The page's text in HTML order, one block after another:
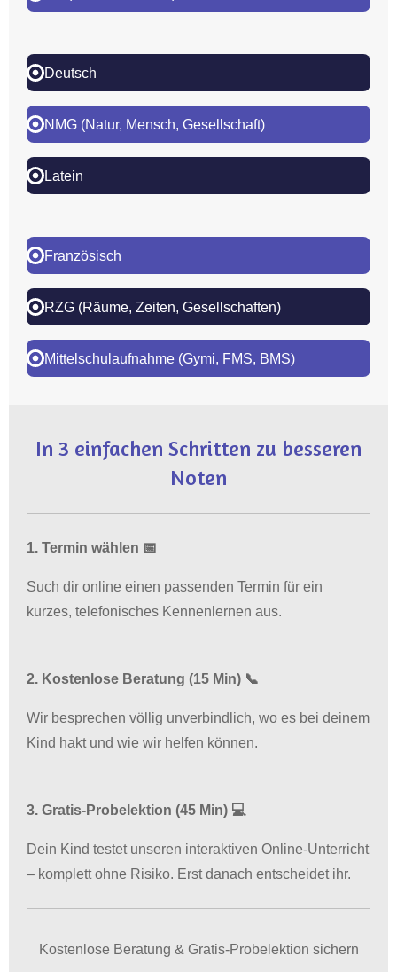
Deutsch
NMG (Natur, Mensch, Gesellschaft)
Latein
Französisch
RZG (Räume, Zeiten, Gesellschaften)
Mittelschulaufnahme (Gymi, FMS, BMS)
In 3 einfachen Schritten zu besseren
Noten
1. Termin wählen 📅
Such dir online einen passenden Termin für ein
kurzes, telefonisches Kennenlernen aus.
2. Kostenlose Beratung (15 Min) 📞
Wir besprechen völlig unverbindlich, wo es bei deinem
Kind hakt und wie wir helfen können.
3. Gratis-Probelektion (45 Min) 💻
Dein Kind testet unseren interaktiven Online-Unterricht
– komplett ohne Risiko. Erst danach entscheidet ihr.
Kostenlose Beratung & Gratis-Probelektion sichern